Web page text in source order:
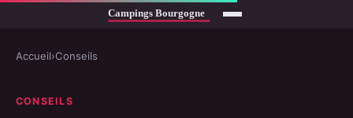
Accueil›Conseils
CONSEILS